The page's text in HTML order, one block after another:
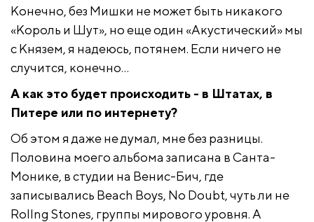
Конечно, без Мишки не может быть никакого
«Король и Шут», но еще один «Акустический» мы
с Князем, я надеюсь, потянем. Если ничего не
случится, конечно…
А как это будет происходить - в Штатах, в
Питере или по интернету?
Об этом я даже не думал, мне без разницы.
Половина моего альбома записана в Санта-
Монике, в студии на Венис-Бич, где
записывались Beach Boys, No Doubt, чуть ли не
Rollng Stones, группы мирового уровня. А